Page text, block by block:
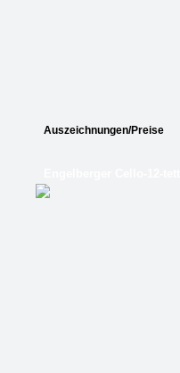
Auszeichnungen/Preise